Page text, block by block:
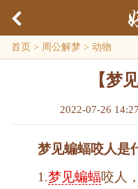
首页 > 周公解梦 > 动物
【梦
2022-07-26
梦见蝙蝠咬人是
1.梦见蝙蝠咬人